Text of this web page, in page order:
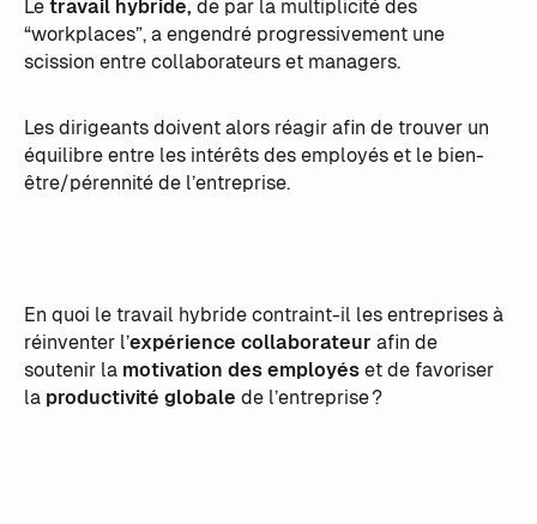
Letravail hybride, de par la multiplicité des
“workplaces”, a engendré progressivement une
scission entre collaborateurs et managers.
Les dirigeants doivent alors réagir afin de trouver un
équilibre entre les intérêts des employés et le bien-
être/pérennité de l’entreprise.
En quoi le travail hybride contraint-il les entreprises à
réinventer l’expérience collaborateur afin de
soutenir la motivation des employéset de favoriser
la productivité globale de l’entreprise ?